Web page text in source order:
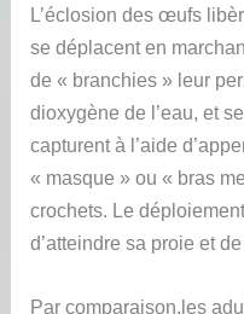
L’éclosion des œufs
se déplacent en
de « branchies » leur
dioxygène de l’eau, et
capturent à l’aide
« masque » ou « bras
crochets. Le
d’atteindre sa proie et de
Par comparaison,les